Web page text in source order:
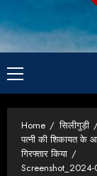
Primary
Menu
Home
सिलीगुड़ी
पत्नी की शिकायत के
गिरफ्तार किया